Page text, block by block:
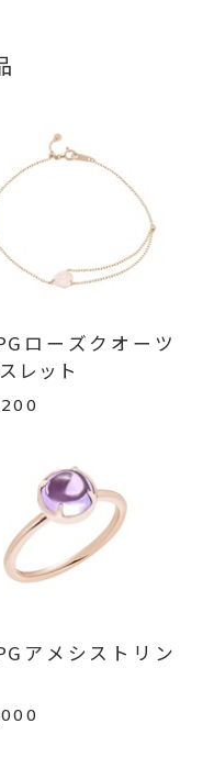
まで可
約8.7mm 横：約6.
4.8mm
：約1.8mm/最
発送」の商品
→翌週火曜日までに
～」の商品
況を確認いたしま
約1週間～1ヶ月以
ージに記載のある
問い合わせくださ
認いたします。
業日以内にメールに
状況をご確認いた
場合に限り、キャ
さまは、お問い合
い。
返品・交換・返金
が発生した商品
した商品
ている場合
りますが、万が一
お品と異なる場合
ただきます。
連絡ください。
負担いたしますの
。
ローズクオーツ
レット
アメシストリン